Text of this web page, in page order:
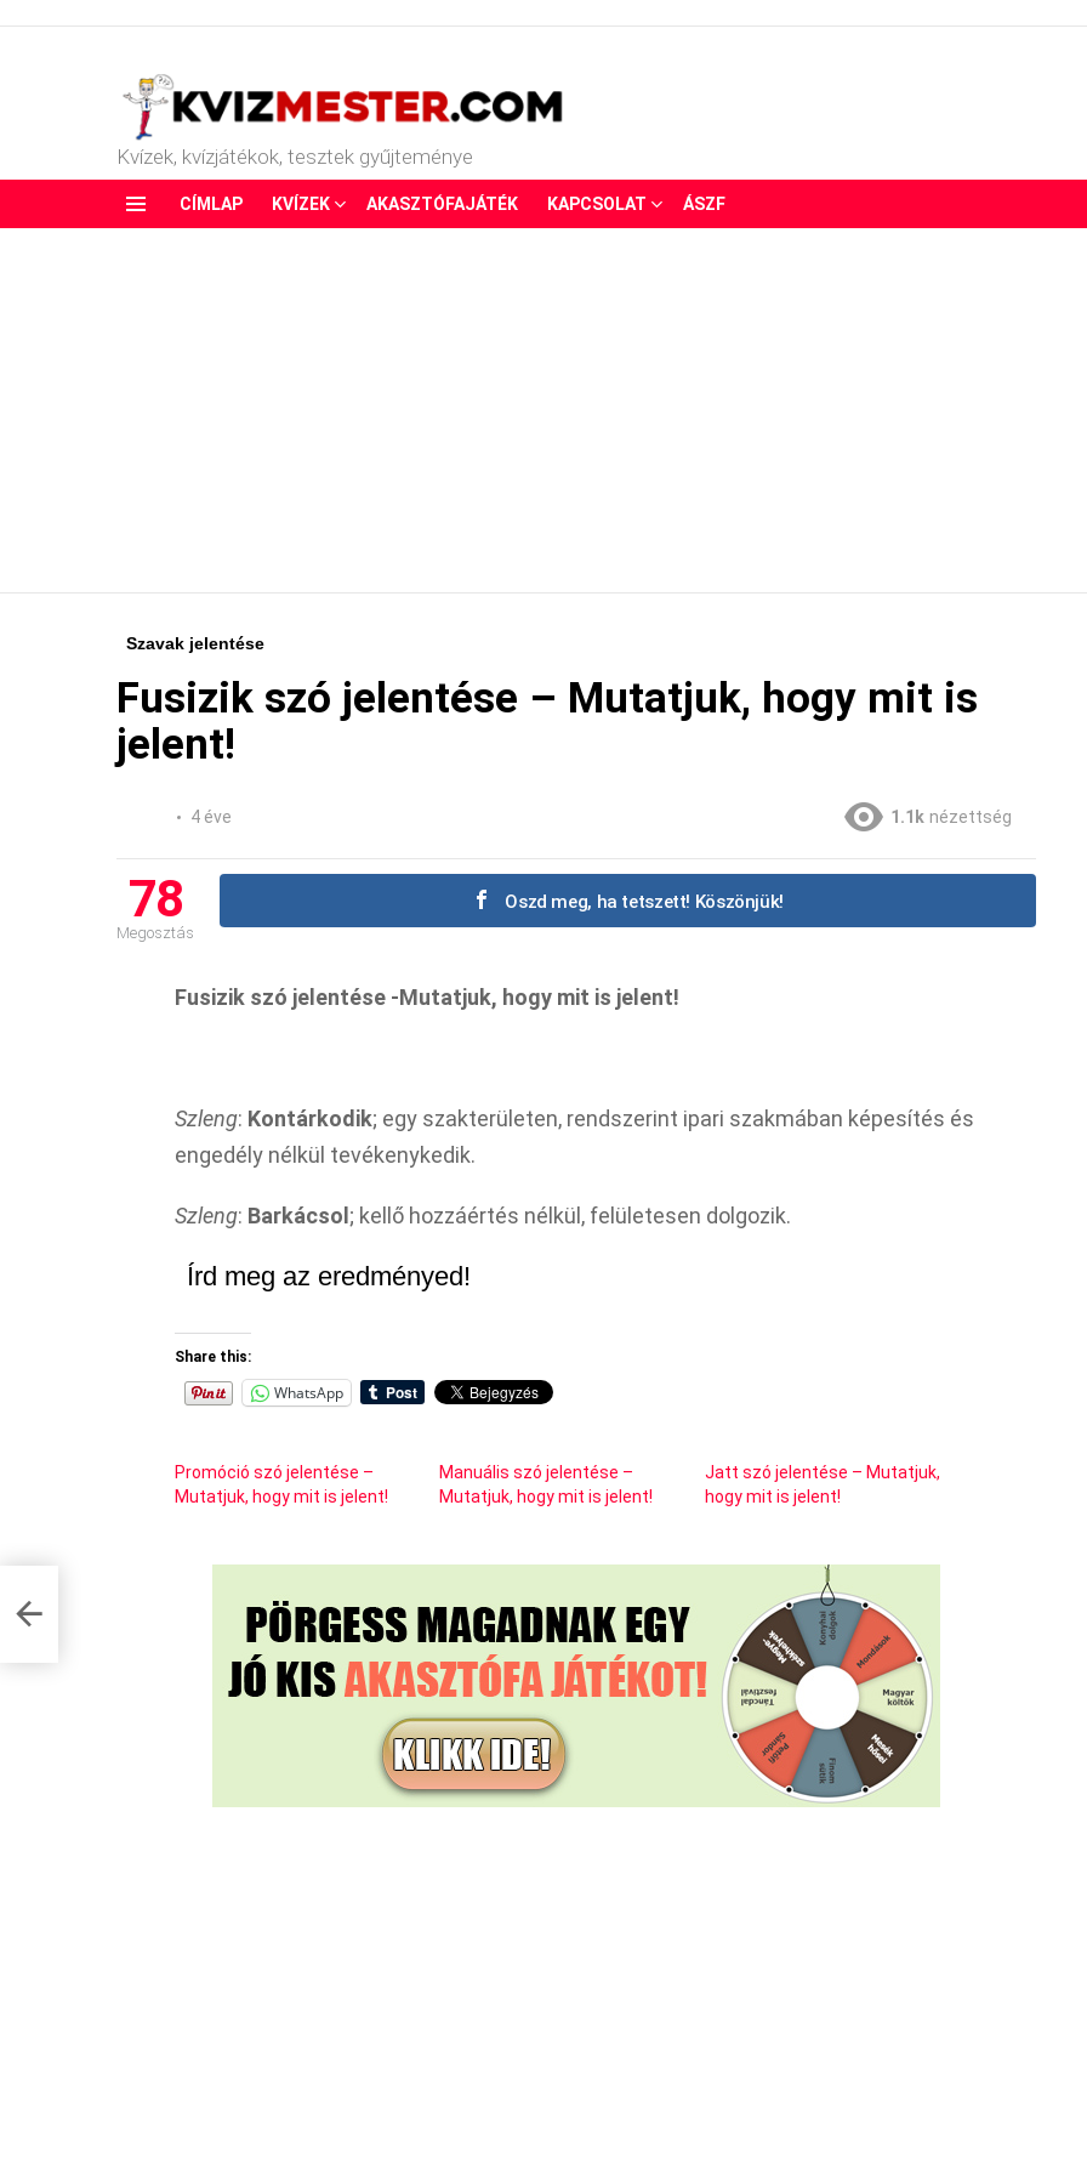
Kvízek, kvízjátékok, tesztek gyűjteménye
CÍMLAP KVÍZEK AKASZTÓFAJÁTÉK KAPCSOLAT ÁSZF
Szavak jelentése
Fusizik szó jelentése – Mutatjuk, hogy mit is
jelent!
4 éve 1.1k nézettség
78
Megosztás
Oszd meg, ha tetszett! Köszönjük!
Fusizik szó jelentése -Mutatjuk, hogy mit is jelent!
Szleng: Kontárkodik; egy szakterületen, rendszerint ipari szakmában képesítés és
engedély nélkül tevékenykedik.
Szleng: Barkácsol; kellő hozzáértés nélkül, felületesen dolgozik.
Írd meg az eredményed!
Share this:
WhatsApp
Promóció szó jelentése –
Mutatjuk, hogy mit is jelent!
Manuális szó jelentése –
Mutatjuk, hogy mit is jelent!
Jatt szó jelentése – Mutatjuk,
hogy mit is jelent!